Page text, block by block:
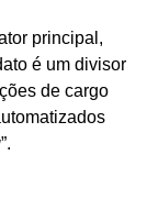
principal,
é um divisor
de cargo
”.